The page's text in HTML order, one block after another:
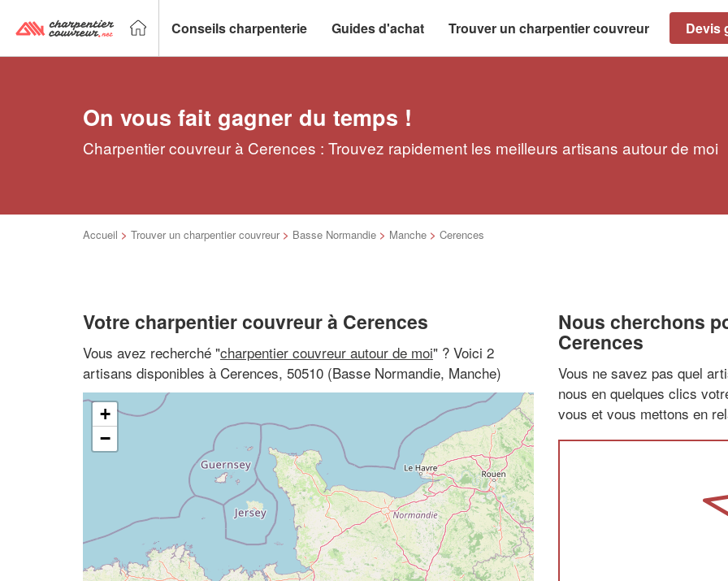
Conseils charpenterie Guides d'achat Trouver un charpentier couvreur Devis
On vous fait gagner du temps !
Charpentier couvreur à Cerences : Trouvez rapidement les meilleurs artisans autour de moi
Accueil > Trouver un charpentier couvreur > Basse Normandie > Manche > Cerences
Votre charpentier couvreur à Cerences
Vous avez recherché "charpentier couvreur autour de moi" ? Voici 2
artisans disponibles à Cerences, 50510 (Basse Normandie, Manche)
+
−
Nous cherchons
Cerences
Vous ne savez pas quel
nous en quelques clics
vous et vous mettons en